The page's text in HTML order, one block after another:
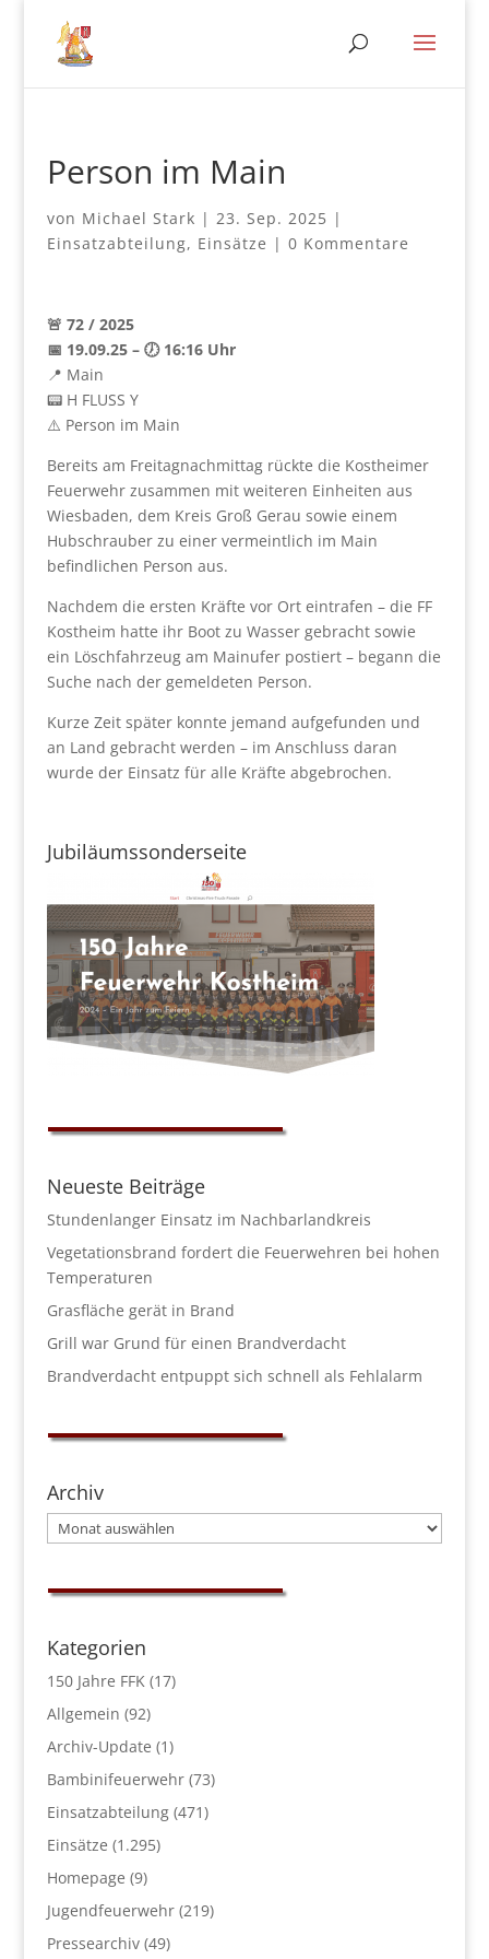
Person im Main
von Michael Stark | 23. Sep. 2025 |
Einsatzabteilung, Einsätze | 0 Kommentare
🚨 72 / 2025
📅 19.09.25 – 🕖 16:16 Uhr
📍 Main
📟 H FLUSS Y
⚠️ Person im Main
Bereits am Freitagnachmittag rückte die Kostheimer
Feuerwehr zusammen mit weiteren Einheiten aus
Wiesbaden, dem Kreis Groß Gerau sowie einem
Hubschrauber zu einer vermeintlich im Main
befindlichen Person aus.
Nachdem die ersten Kräfte vor Ort eintrafen – die FF
Kostheim hatte ihr Boot zu Wasser gebracht sowie
ein Löschfahrzeug am Mainufer postiert – begann die
Suche nach der gemeldeten Person.
Kurze Zeit später konnte jemand aufgefunden und
an Land gebracht werden – im Anschluss daran
wurde der Einsatz für alle Kräfte abgebrochen.
Jubiläumssonderseite
Neueste Beiträge
Stundenlanger Einsatz im Nachbarlandkreis
Vegetationsbrand fordert die Feuerwehren bei hohen
Temperaturen
Grasfläche gerät in Brand
Grill war Grund für einen Brandverdacht
Brandverdacht entpuppt sich schnell als Fehlalarm
Archiv
Archiv
Kategorien
150 Jahre FFK(17)
Allgemein (92)
Archiv-Update (1)
Bambinifeuerwehr(73)
Einsatzabteilung(471)
Einsätze (1.295)
Homepage (9)
Jugendfeuerwehr(219)
Pressearchiv(49)